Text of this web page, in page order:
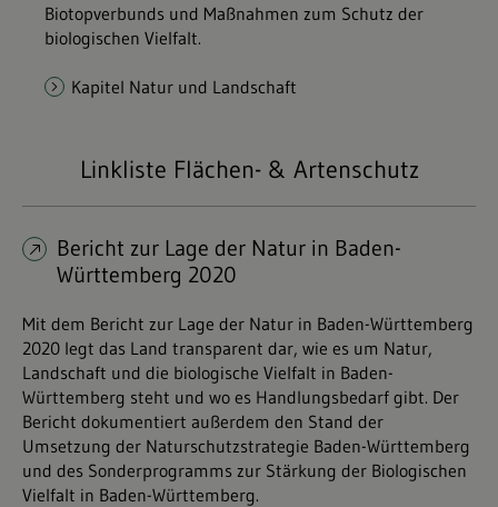
Biotopverbunds und Maßnahmen zum Schutz der
biologischen Vielfalt.
Kapitel Natur und Landschaft
Linkliste Flächen- & Artenschutz
Bericht zur Lage der Natur in Baden-
Württemberg 2020
Mit dem Bericht zur Lage der Natur in Baden-Württemberg
2020 legt das Land transparent dar, wie es um Natur,
Landschaft und die biologische Vielfalt in Baden-
Württemberg steht und wo es Handlungsbedarf gibt. Der
Bericht dokumentiert außerdem den Stand der
Umsetzung der Naturschutzstrategie Baden-Württemberg
und des Sonderprogramms zur Stärkung der Biologischen
Vielfalt in Baden-Württemberg.